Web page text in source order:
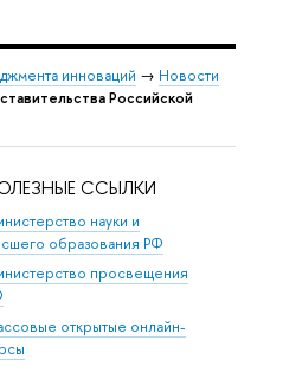
инноваций → Новости
Российской
ССЫЛКИ
науки и
образования РФ
просвещения
открытые онлайн-